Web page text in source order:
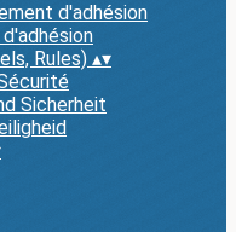
d'adhésion
Rules) ▴▾
Sicherheit